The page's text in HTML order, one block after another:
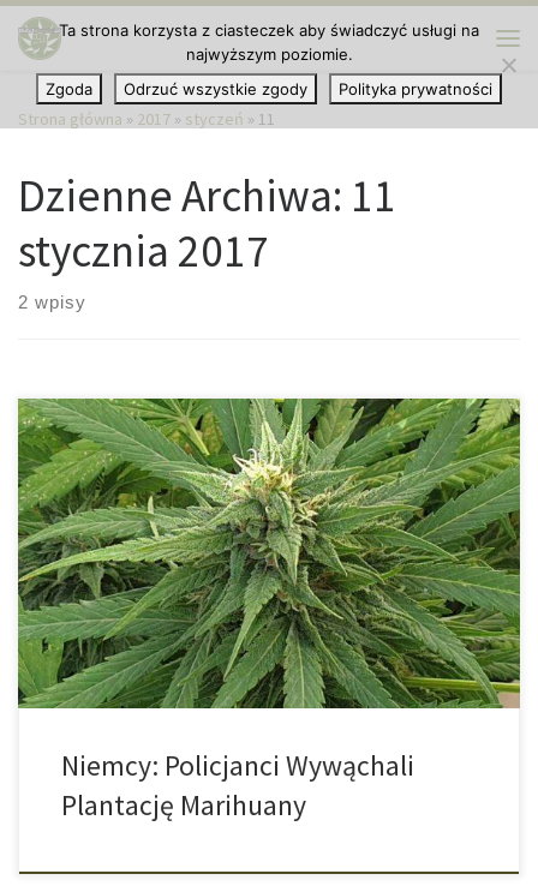
Przejdź do treści
Strona główna » 2017 » styczeń » 11
Dzienne Archiwa: 11
stycznia 2017
2 wpisy
Niemieccy policjanci wykazali się niezwykle dobrym zmysłem
węchu. Podczas jednej z akcji wyczuli oni woń marihuany.
Policjanci byli na miejscu z innego powodu. Po wyczuciu zapachu
podejrzanej substancji, policjanci podążali za nim aż do pewnej
stodoły. Po przeszukaniu ogrzewanego budynku, znaleźli 50
sadzonek cannabisu. Stodoła znajdowała się na posesji 39-
letniego […]
Niemcy: Policjanci Wywąchali
Plantację Marihuany
Ta strona korzysta z ciasteczek aby świadczyć usługi na
najwyższym poziomie.
Zgoda
Odrzuć wszystkie zgody Polityka prywatności